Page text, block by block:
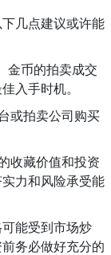
几点建议或许能
金币的拍卖成交
入手时机。
或拍卖公司购买
收藏价值和投资
力和风险承受能
能受到市场炒
务必做好充分的